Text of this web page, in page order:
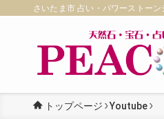
さいたま市 占い・パワーストー
トップページ Youtube